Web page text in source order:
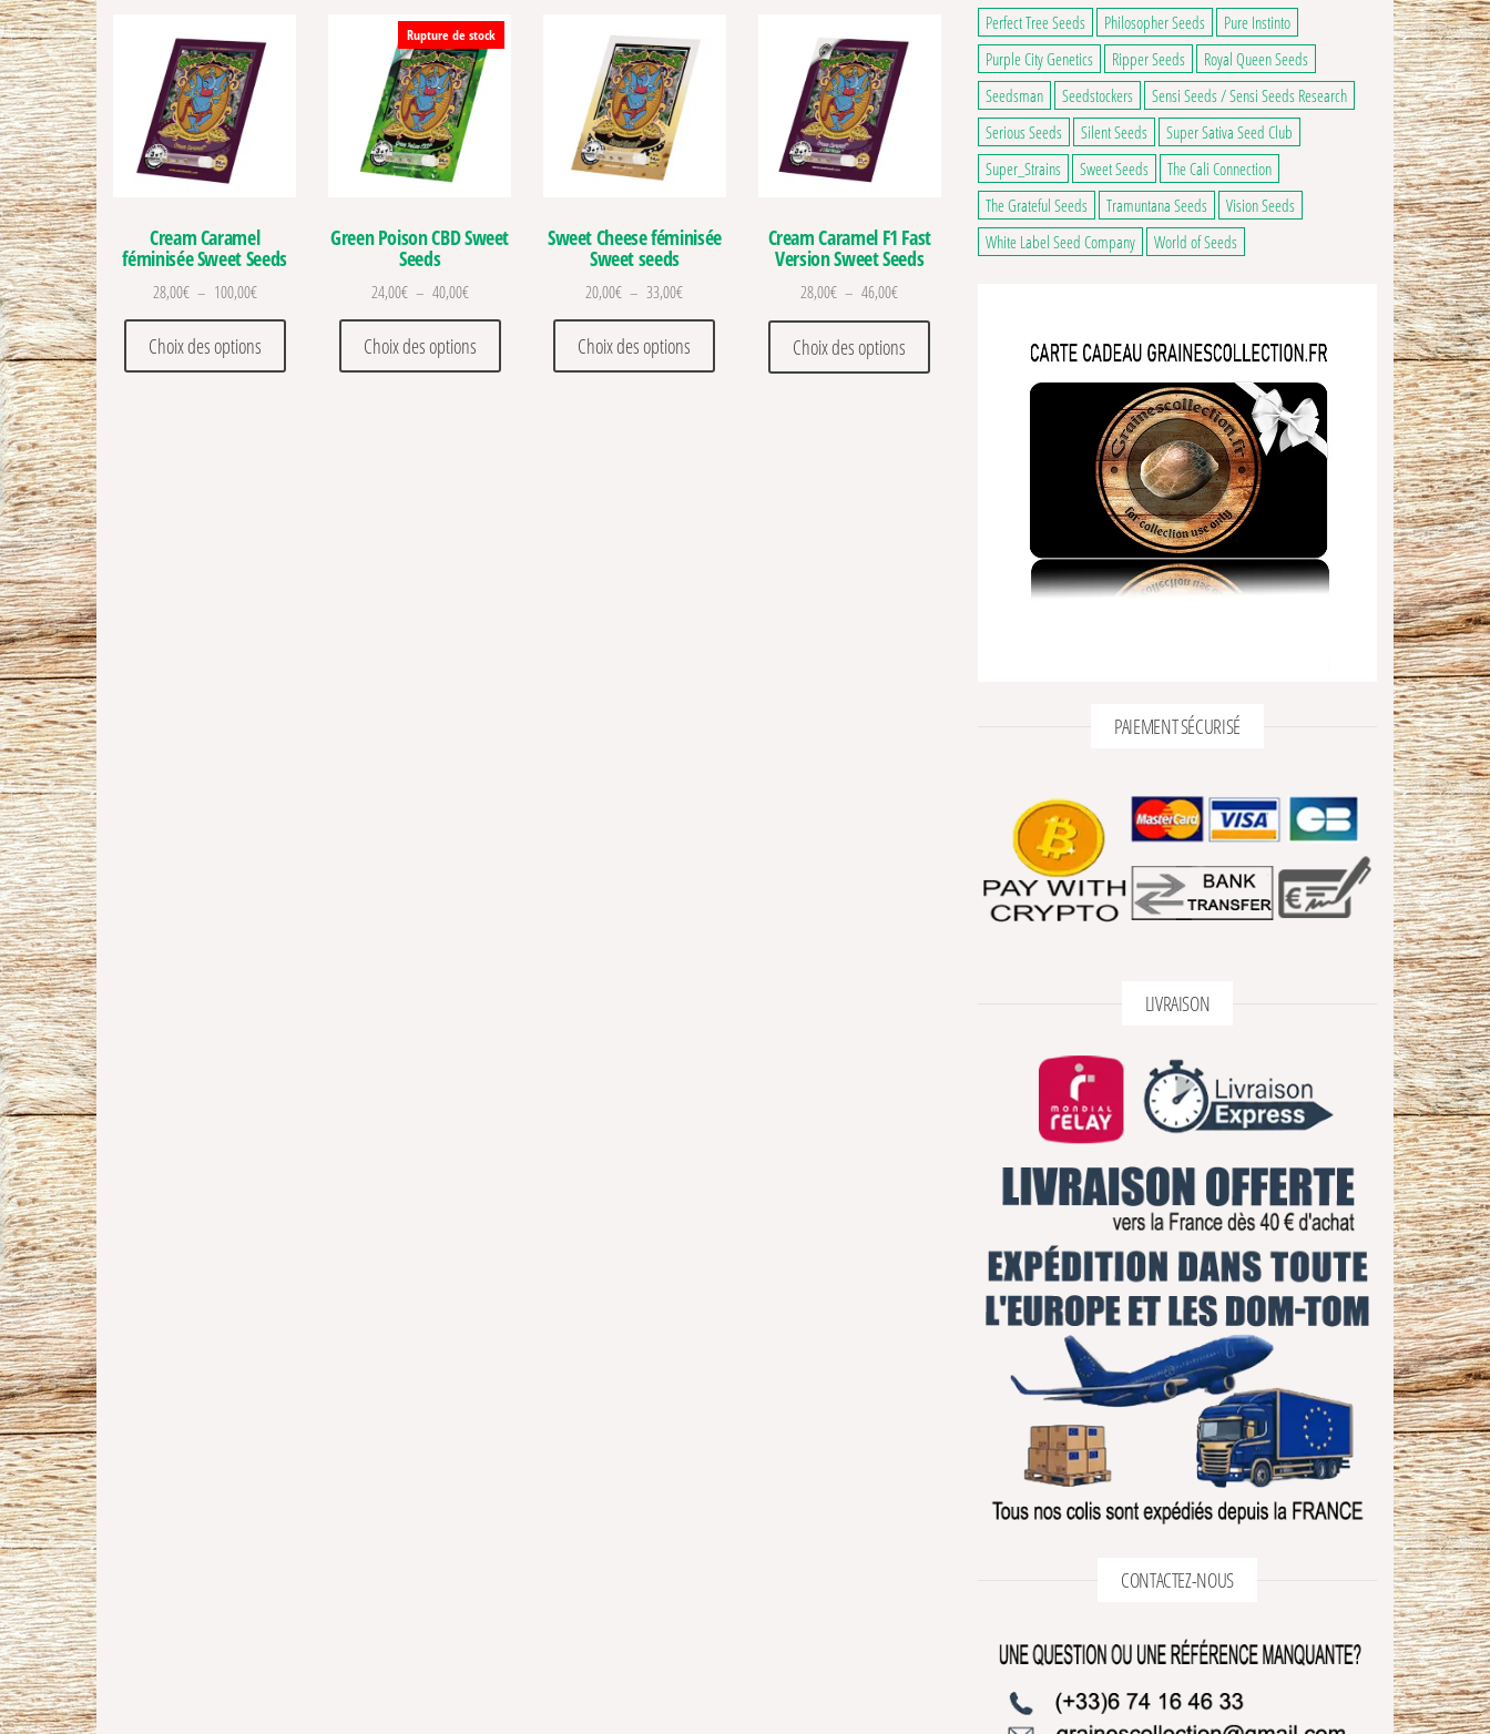
Cream Caramel
féminisée Sweet Seeds
28,00€ – 100,00€Plage de prix : 28,00€ à 100,00€
Choix des options
Ce produit a plusieurs variations. Les options peuvent être choisies sur la page du produit
Rupture de stock
Green Poison CBD Sweet
Seeds
24,00€ – 40,00€Plage de prix : 24,00€ à 40,00€
Choix des options
Ce produit a plusieurs variations. Les options peuvent être choisies sur la page du produit
Sweet Cheese féminisée
Sweet seeds
20,00€ – 33,00€Plage de prix : 20,00€ à 33,00€
Choix des options
Ce produit a plusieurs variations. Les options peuvent être choisies sur la page du produit
Cream Caramel F1 Fast
Version Sweet Seeds
28,00€ – 46,00€Plage de prix : 28,00€ à 46,00€
Choix des options
Ce produit a plusieurs variations. Les options peuvent être choisies sur la page du
Perfect Tree Seeds
Philosopher Seeds
Pure Instinto
Purple City Genetics
Ripper Seeds
Royal Queen Seeds
Seedsman
Seedstockers
Sensi Seeds / Sensi Seeds Research
Serious Seeds
Silent Seeds
Super Sativa Seed Club
Super_Strains
Sweet Seeds
The Cali Connection
The Grateful Seeds
Tramuntana Seeds
Vision Seeds
White Label Seed Company
World of Seeds
PAIEMENT SÉCURISÉ
LIVRAISON
CONTACTEZ-NOUS